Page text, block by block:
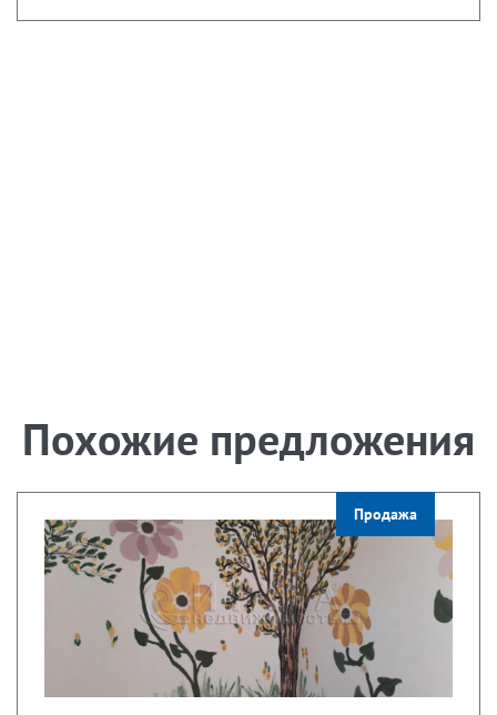
Похожие предложения
Продажа